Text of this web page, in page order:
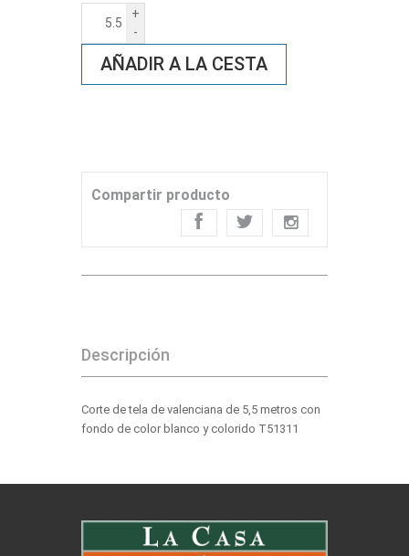
+
-
AÑADIR A LA CESTA
Compartir producto
Descripción
Corte de tela de valenciana de 5,5 metros con
fondo de color blanco y colorido T51311